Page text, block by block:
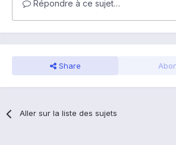
Répondre à ce sujet…
Share
Aller sur la liste des sujets